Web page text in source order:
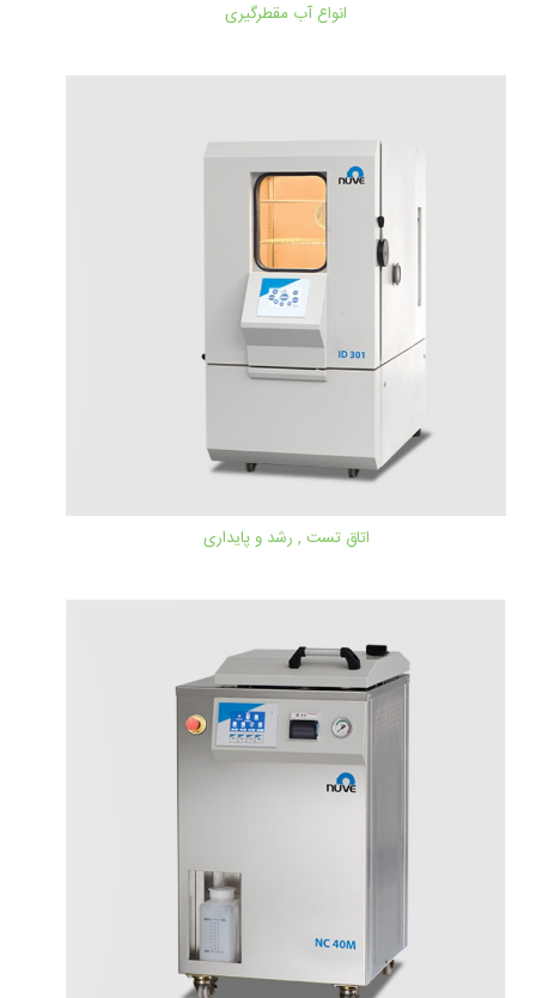
انواع آب مقطرگیری
اتاق تست , رشد و پایداری